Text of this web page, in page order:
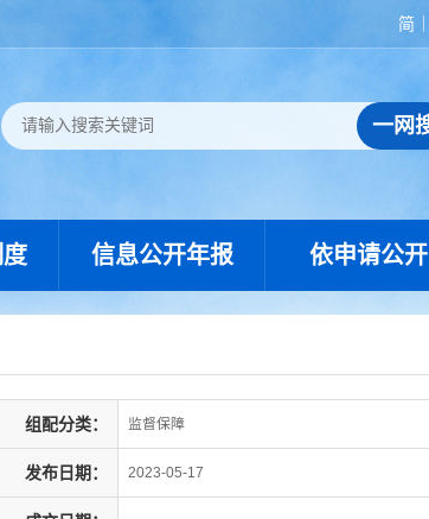
简
信息公开年报 依申请公开
组配分类： 监督保障
发布日期： 2023-05-17